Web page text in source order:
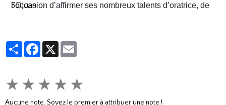
l’occasion d’affirmer ses nombreux talents d’oratrice, de
SDJuan
PartagerFacebook
X
★ ★ ★ ★ ★
Aucune note. Soyez le premier à attribuer une note !